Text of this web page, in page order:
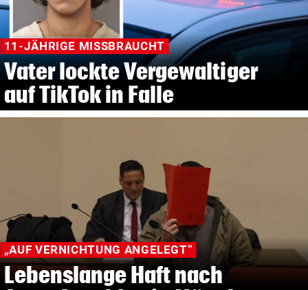
11-JÄHRIGE MISSBRAUCHT
Vater lockte Vergewaltiger
auf TikTok in Falle
„AUF VERNICHTUNG ANGELEGT“
Lebenslange Haft nach